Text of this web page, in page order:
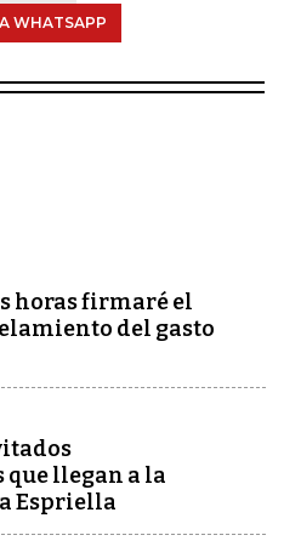
WHATSAPP
horas firmaré el
del gasto
llegan a la
Espriella